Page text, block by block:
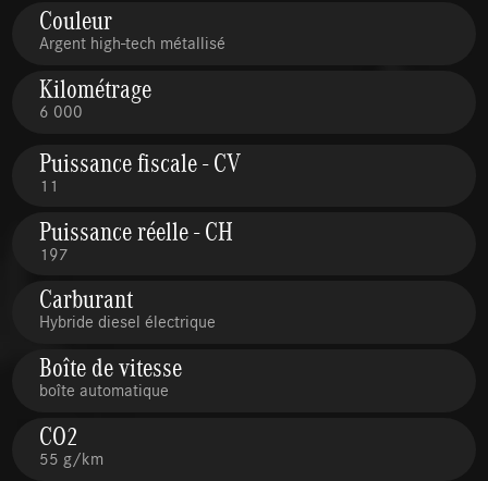
Couleur
Argent high-tech métallisé
Kilométrage
6 000
Puissance fiscale - CV
11
Puissance réelle - CH
197
Carburant
Hybride diesel électrique
Boîte de vitesse
boîte automatique
CO2
55 g/km